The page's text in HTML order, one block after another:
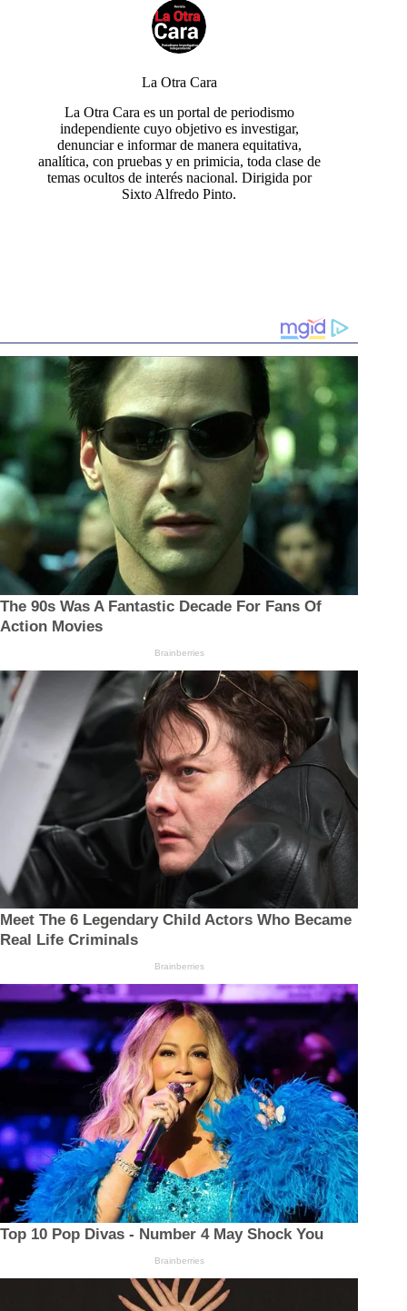
La Otra Cara
La Otra Cara es un portal de periodismo
independiente cuyo objetivo es investigar,
denunciar e informar de manera equitativa,
analítica, con pruebas y en primicia, toda clase de
temas ocultos de interés nacional. Dirigida por
Sixto Alfredo Pinto.